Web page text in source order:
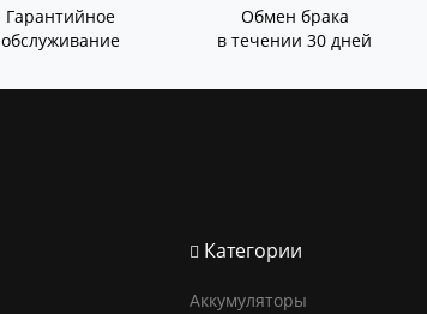
Гарантийное
обслуживание
Обмен брака
в течении 30 дней
Категории
Аккумуляторы